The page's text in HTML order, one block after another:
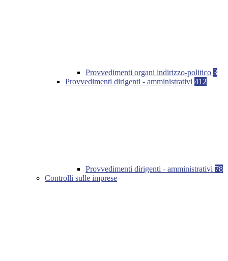
Provvedimenti organi indirizzo-politico 3
Provvedimenti dirigenti - amministrativi 412
Provvedimenti dirigenti - amministrativi 78
Controlli sulle imprese